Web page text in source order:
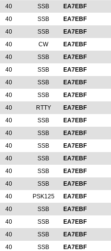
40 SSB EA7EBF
40 SSB EA7EBF
40 SSB EA7EBF
40 CW EA7EBF
40 SSB EA7EBF
40 SSB EA7EBF
40 SSB EA7EBF
40 SSB EA7EBF
40 RTTY EA7EBF
40 SSB EA7EBF
40 SSB EA7EBF
40 SSB EA7EBF
40 SSB EA7EBF
40 SSB EA7EBF
40 SSB EA7EBF
40 PSK125 EA7EBF
40 SSB EA7EBF
40 SSB EA7EBF
40 SSB EA7EBF
40 SSB EA7EBF